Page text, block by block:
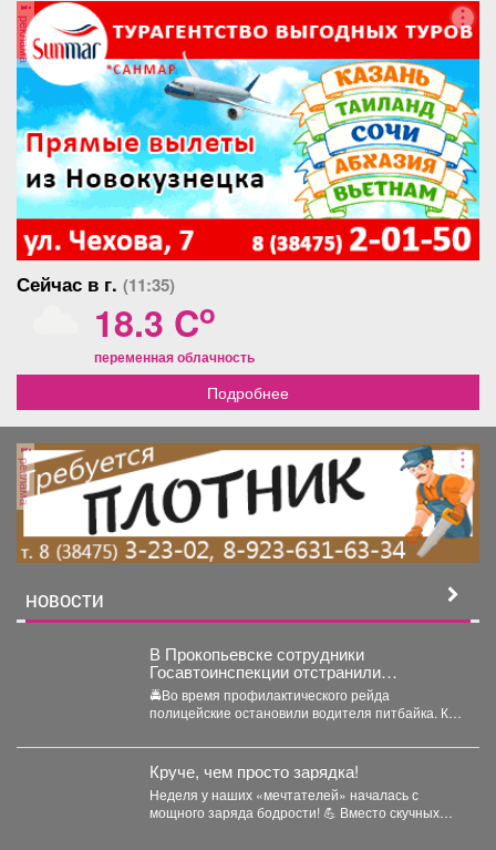
железо. Во дворе есть
колодец с чистейшей
водой. Отопление печное.
Земля в собственности
вместе с домом. Есть
небольшая баня, в
относительно неплохом
состоянии. Торг.
сделать дополнительную
комнату, гардеробную,
место для отдыха или
другое); установлены
пластиковые окна; высокие
потолки 3, 5 м; крыша и
забор из металлопрофиля;
горячая вода
круглосуточно (подача из
бойлера на 100 л.), печное
отопление с водяным
контуром по всему
периметру дома; городской
водопровод; подключены
дом содержался в руках
одной семьи. БОЛЬШОЙ
ГАРАЖ 45,3 кв.м - возможно
ставить несколько
автомобилей или иную
технику. БАНЯ 12, 2 кв.м
Деревянное строение 21,2
кв.м - для хранения
садового инвентаря.
УДАЧНОЕ РАСПОЛОЖЕНИЕ -
чистый район города, при
этом вся инфраструктура
доступности: в 2-5 минутах
ходьбы остановки,
различные магазины,
почта, дет. сады и школы; в
5-10 минутах ходьбы в гору
находится лес; недалеко
река Уса; по улице
располагаются контейнеры
для мусора (вывоз
реклама
Сейчас в г. (11:35)
18.3 Co
переменная облачность
Подробнее
реклама
НОВОСТИ
В Прокопьевске сотрудники
Госавтоинспекции отстранили
несовершеннолетнего от управления
питбайком
🚔Во время профилактического рейда
полицейские остановили водителя питбайка. Как
подросток, который...
Круче, чем просто зарядка!
Неделя у наших «мечтателей» началась с
мощного заряда бодрости! 💪 Вместо скучных